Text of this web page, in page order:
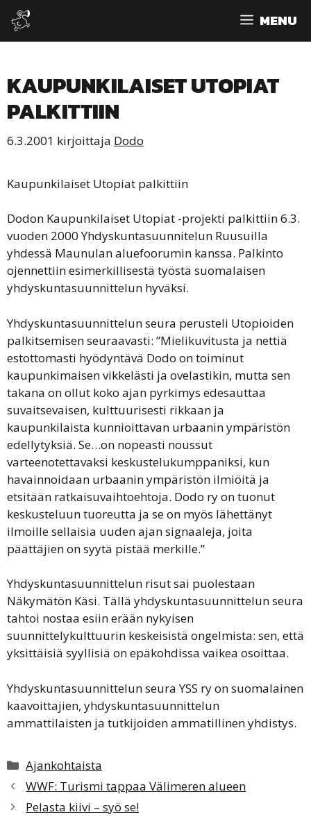
Siirry
sisältöön
MENU
KAUPUNKILAISET UTOPIAT
PALKITTIIN
6.3.2001 kirjoittaja Dodo
Kaupunkilaiset Utopiat palkittiin
Dodon Kaupunkilaiset Utopiat -projekti palkittiin 6.3.
vuoden 2000 Yhdyskuntasuunnitelun Ruusuilla
yhdessä Maunulan aluefoorumin kanssa. Palkinto
ojennettiin esimerkillisestä työstä suomalaisen
yhdyskuntasuunnittelun hyväksi.
Yhdyskuntasuunnittelun seura perusteli Utopioiden
palkitsemisen seuraavasti: ”Mielikuvitusta ja nettiä
estottomasti hyödyntävä Dodo on toiminut
kaupunkimaisen vikkelästi ja ovelastikin, mutta sen
takana on ollut koko ajan pyrkimys edesauttaa
suvaitsevaisen, kulttuurisesti rikkaan ja
kaupunkilaista kunnioittavan urbaanin ympäristön
edellytyksiä. Se…on nopeasti noussut
varteenotettavaksi keskustelukumppaniksi, kun
havainnoidaan urbaanin ympäristön ilmiöitä ja
etsitään ratkaisuvaihtoehtoja. Dodo ry on tuonut
keskusteluun tuoreutta ja se on myös lähettänyt
ilmoille sellaisia uuden ajan signaaleja, joita
päättäjien on syytä pistää merkille.”
Yhdyskuntasuunnittelun risut sai puolestaan
Näkymätön Käsi. Tällä yhdyskuntasuunnittelun seura
tahtoi nostaa esiin erään nykyisen
suunnittelykulttuurin keskeisistä ongelmista: sen, että
yksittäisiä syyllisiä on epäkohdissa vaikea osoittaa.
Yhdyskuntasuunnittelun seura YSS ry on suomalainen
kaavoittajien, yhdyskuntasuunnittelun
ammattilaisten ja tutkijoiden ammatillinen yhdistys.
Kategoriat
Ajankohtaista
WWF: Turismi tappaa Välimeren alueen
Pelasta kiivi – syö se!